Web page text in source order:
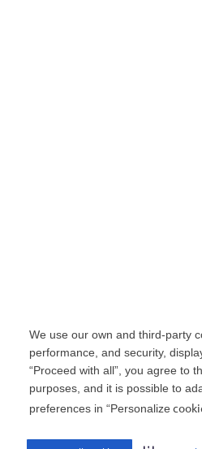
We use our own and third-party
performance, and security,
“Proceed with all”, you agree to
purposes, and it is possible to
preferences in “Personalize